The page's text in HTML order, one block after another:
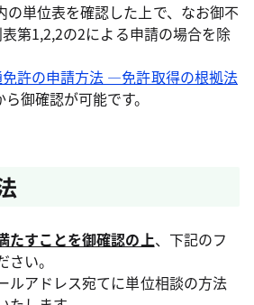
の単位表を確認した上で、なお御不
第1,2,2の2による申請の場合を除
許の申請方法 ―免許取得の根拠法
ら御確認が可能です。
すことを御確認の上、下記のフ
い。
ルアドレス宛てに単位相談の方法